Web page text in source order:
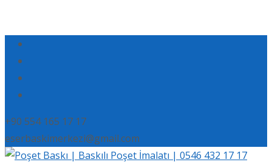
+90 554 165 17 17
eserbaskimerkezi@gmail.com